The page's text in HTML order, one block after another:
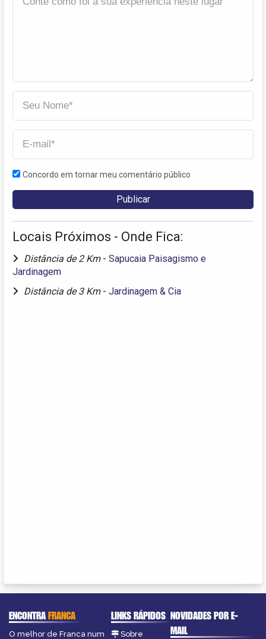
Concordo em tornar meu comentário público
Locais Próximos - Onde Fica:
Distância de 2 Km - Sapucaia Paisagismo e
Jardinagem
Distância de 3 Km - Jardinagem & Cia
ENCONTRAFRANCA
O melhor de Franca num
LINKS RÁPIDOS
Sobre
NOVIDADES POR E-
MAIL